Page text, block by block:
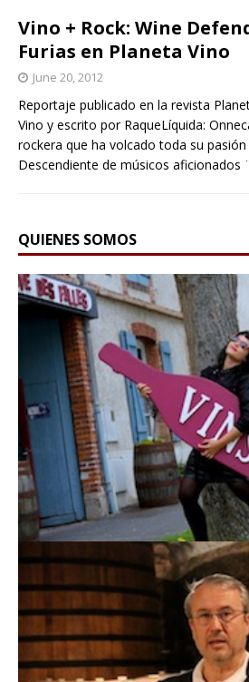
Vino + Rock: Wine
Furias en Planeta Vino
June 20, 2012
Reportaje publicado en la revista
Vino y escrito por RaqueLíquida:
rockera que ha volcado toda su
Descendiente de músicos aficionados
QUIENES SOMOS